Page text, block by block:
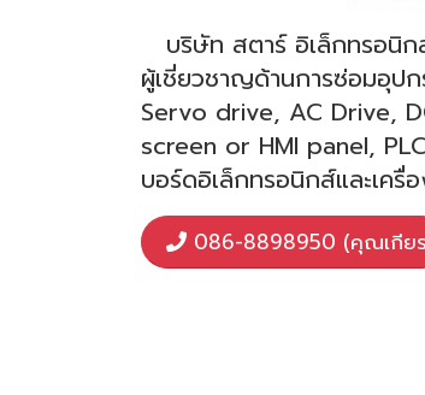
บริษัท สตาร์ อิเล็กทรอนิกส์
ผู้เชี่ยวชาญด้านการซ่อมอุป
Servo drive, AC Drive,
screen or HMI panel,
บอร์ดอิเล็กทรอนิกส์และเครื่
086-8898950 (คุณเกีย